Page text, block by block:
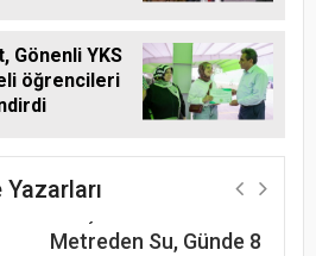
Gönenli YKS
öğrencileri
Yazarları
Harun Göksel
220 Kilometrelik
Kanalın Sonundaki Acı
Metreden Su, Günde 8